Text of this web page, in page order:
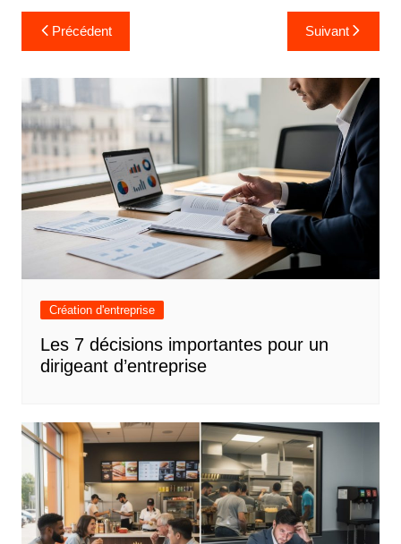
Navigation
de
l’article
Précédent Suivant
Création d'entreprise
Les 7 décisions importantes pour un
dirigeant d’entreprise